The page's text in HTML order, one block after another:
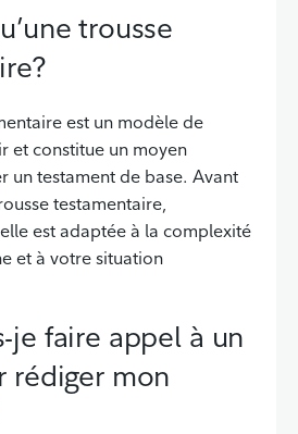
trousse
est un modèle de
et constitue un moyen
un testament de base. Avant
testamentaire,
est adaptée à la complexité
et à votre situation
je faire appel à un
rédiger mon